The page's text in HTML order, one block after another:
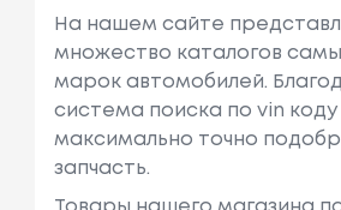
На нашем сайте
множество каталогов
марок автомобилей.
система поиска по vin коду
максимально точно
запчасть.